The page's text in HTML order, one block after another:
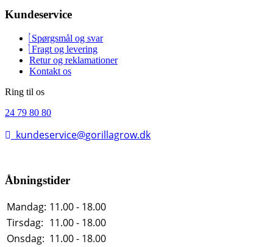
Kundeservice
Spørgsmål og svar
Fragt og levering
Retur og reklamationer
Kontakt os
Ring til os
24 79 80 80
kundeservice@gorillagrow.dk
Åbningstider
Mandag: 11.00 - 18.00
Tirsdag: 11.00 - 18.00
Onsdag: 11.00 - 18.00